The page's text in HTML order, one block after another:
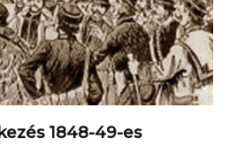
1848-49-es